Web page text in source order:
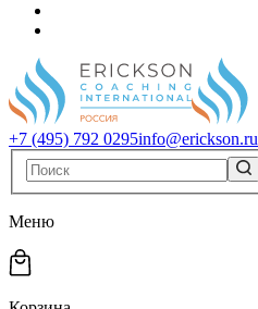
+7 (495) 792 0295info@erickson.ru
Меню